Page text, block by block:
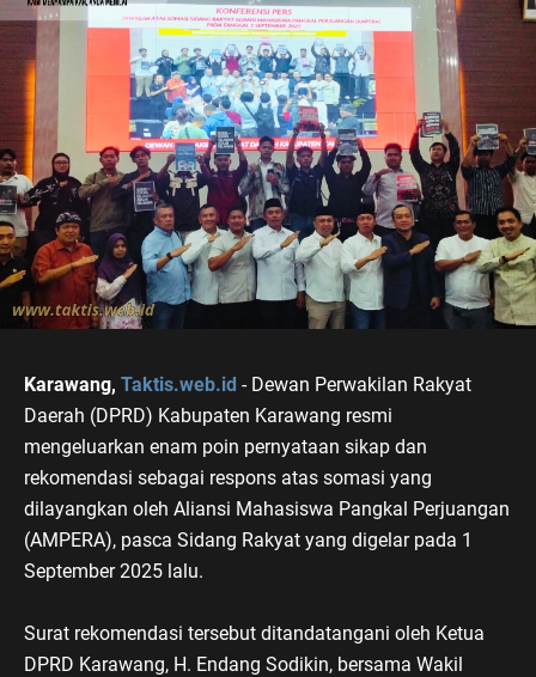
Karawang, Taktis.web.id - Dewan Perwakilan Rakyat
Daerah (DPRD) Kabupaten Karawang resmi
mengeluarkan enam poin pernyataan sikap dan
rekomendasi sebagai respons atas somasi yang
dilayangkan oleh Aliansi Mahasiswa Pangkal Perjuangan
(AMPERA), pasca Sidang Rakyat yang digelar pada 1
September 2025 lalu.
Surat rekomendasi tersebut ditandatangani oleh Ketua
DPRD Karawang, H. Endang Sodikin, bersama Wakil